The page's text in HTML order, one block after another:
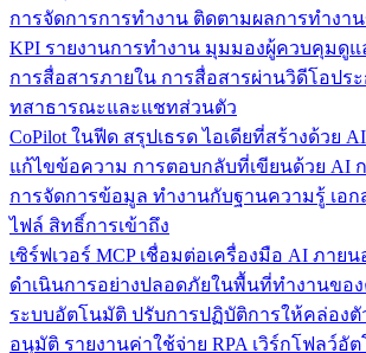
การจัดการการทำงาน ติดตามผลการทำงา
KPI รายงานการทำงาน มุมมองผู้ควบคุมดูแ
การสื่อสารภายใน การสื่อสารผ่านวิดีโอปร
ทสาธารณะและแชทส่วนตัว
CoPilot ในฟีด สรุปเธรด ไอเดียที่สร้างด้วย
แก้ไขข้อความ การตอบกลับที่เขียนด้วย AI
การจัดการข้อมูล ทำงานกับฐานความรู้ เอ
ไฟล์ สิทธิ์การเข้าถึง
เซิร์ฟเวอร์ MCP เชื่อมต่อเครื่องมือ AI ภายน
ดำเนินการอย่างปลอดภัยในพื้นที่ทำงานขอ
ระบบอัตโนมัติ ปรับการปฏิบัติการให้คล่องตั
อนุมัติ รายงานค่าใช้จ่าย RPA เวิร์กโฟลว์อั